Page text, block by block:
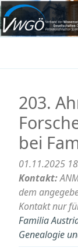
Zum
Inhalt
springenVWGÖ
Federation of
203.
bei
01.11.2025
Kontakt:
dem
Kontakt nur
Familia
Genealogie